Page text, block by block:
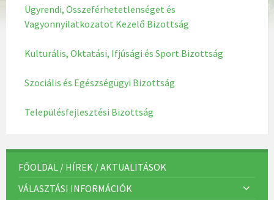
Ügyrendi, Összeférhetetlenséget és
Vagyonnyilatkozatot Kezelő Bizottság
Kulturális, Oktatási, Ifjúsági és Sport Bizottság
Szociális és Egészségügyi Bizottság
Településfejlesztési Bizottság
FŐOLDAL / HÍREK / AKTUALITÁSOK
VÁLASZTÁSI INFORMÁCIÓK